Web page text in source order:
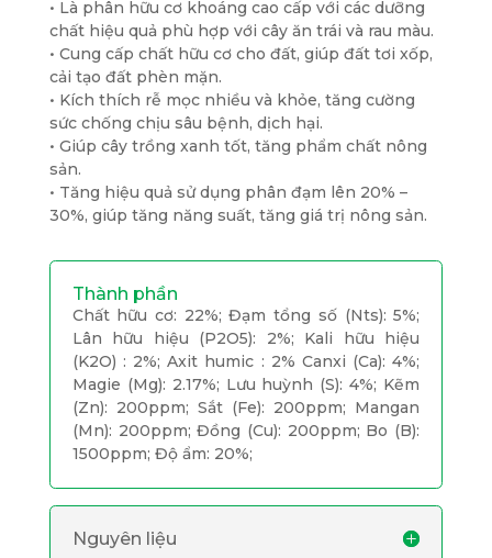
• Là phân hữu cơ khoáng cao cấp với các dưỡng
chất hiệu quả phù hợp với cây ăn trái và rau màu.
• Cung cấp chất hữu cơ cho đất, giúp đất tơi xốp,
cải tạo đất phèn mặn.
• Kích thích rễ mọc nhiều và khỏe, tăng cường
sức chống chịu sâu bệnh, dịch hại.
• Giúp cây trồng xanh tốt, tăng phẩm chất nông
sản.
• Tăng hiệu quả sử dụng phân đạm lên 20% –
30%, giúp tăng năng suất, tăng giá trị nông sản.
Thành phần
Chất hữu cơ: 22%; Đạm tổng số (Nts): 5%;
Lân hữu hiệu (P2O5): 2%; Kali hữu hiệu
(K2O) : 2%; Axit humic : 2% Canxi (Ca): 4%;
Magie (Mg): 2.17%; Lưu huỳnh (S): 4%; Kẽm
(Zn): 200ppm; Sắt (Fe): 200ppm; Mangan
(Mn): 200ppm; Đồng (Cu): 200ppm; Bo (B):
1500ppm; Độ ẩm: 20%;
Nguyên liệu